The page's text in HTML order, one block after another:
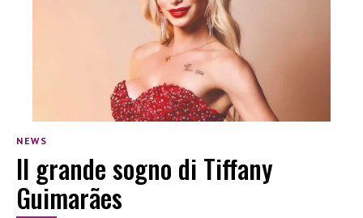
NEWS
Il grande sogno di Tiffany
Guimarães